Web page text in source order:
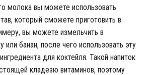
молока вы можете использовать
который сможете приготовить в
вы можете измельчить в
или банан, после чего использовать эту
для коктейля. Такой напиток
кладезю витаминов, поэтому